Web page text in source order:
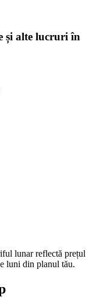
și alte lucruri în
lunar reflectă prețul
luni din planul tău.